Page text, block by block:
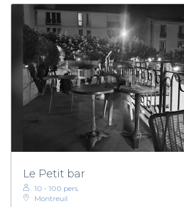
Le Petit bar
10 - 100 pers.
Montreuil